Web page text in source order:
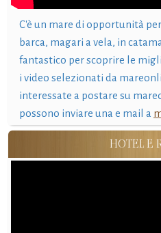
C'è un mare di opportunità
barca, magari a vela, in
fantastico per scoprire le
i video selezionati da
interessate a postare su
possono inviare una e mail a
HOTEL E